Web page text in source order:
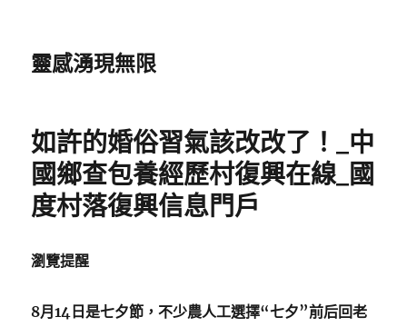
靈感湧現無限
如許的婚俗習氣該改改了！_中
國鄉查包養經歷村復興在線_國
度村落復興信息門戶
瀏覽提醒
8月14日是七夕節，不少農人工選擇“七夕”前后回老